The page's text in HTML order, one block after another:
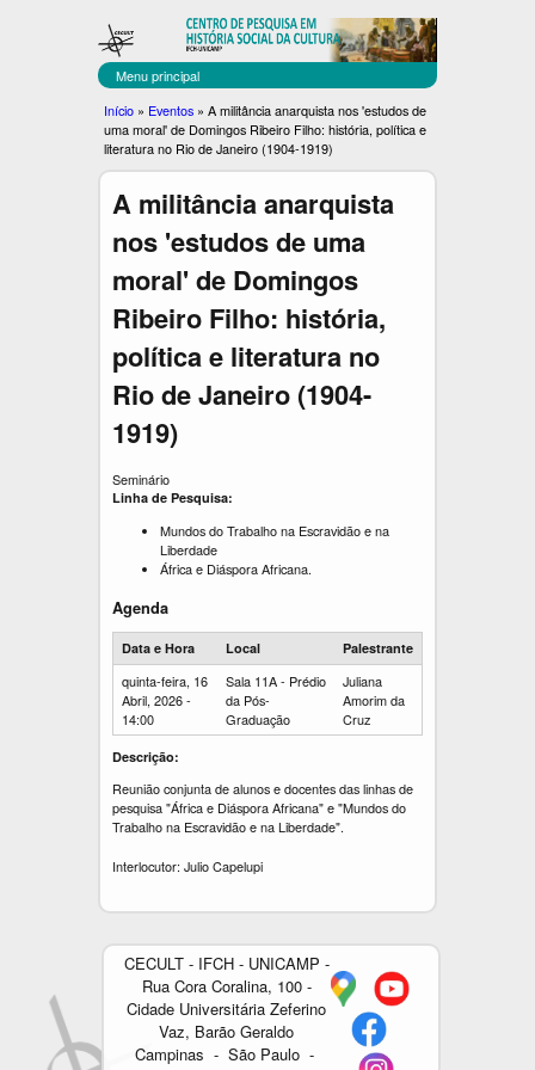
Pular
para
o
conteúdo
principal
C
E
C
U
L
T
Menu principal
Você
está
aqui
Início » Eventos » A militância anarquista nos 'estudos de
uma moral' de Domingos Ribeiro Filho: história, política e
literatura no Rio de Janeiro (1904-1919)
A militância anarquista
nos 'estudos de uma
moral' de Domingos
Ribeiro Filho: história,
política e literatura no
Rio de Janeiro (1904-
1919)
Seminário
Linha de Pesquisa:
Mundos do Trabalho na Escravidão e na
Liberdade
África e Diáspora Africana.
Agenda
Data e Hora Local Palestrante
quinta-feira, 16
Abril, 2026 -
14:00
Sala 11A - Prédio
da Pós-
Graduação
Juliana
Amorim da
Cruz
Descrição:
Reunião conjunta de alunos e docentes das linhas de
pesquisa "África e Diáspora Africana" e "Mundos do
Trabalho na Escravidão e na Liberdade".
Interlocutor: Julio Capelupi
CECULT - IFCH - UNICAMP -
Rua Cora Coralina, 100 -
Cidade Universitária Zeferino
Vaz, Barão Geraldo
Campinas - São Paulo -